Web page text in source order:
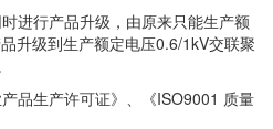
进行产品升级，由原来只能生产额
升级到生产额定电压0.6/1kV交联聚
品生产许可证》、《ISO9001 质量